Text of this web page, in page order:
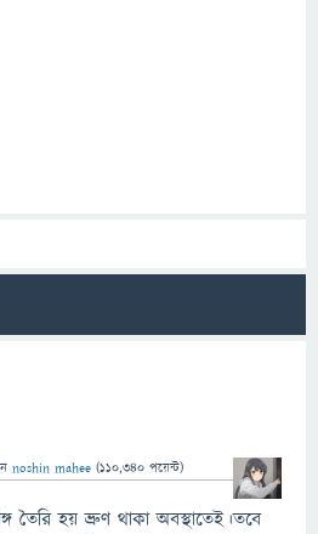
noshin mahee (110,340 পয়েন্ট)
তৈরি হয় ভ্রুণ থাকা অবস্থাতেই।তবে